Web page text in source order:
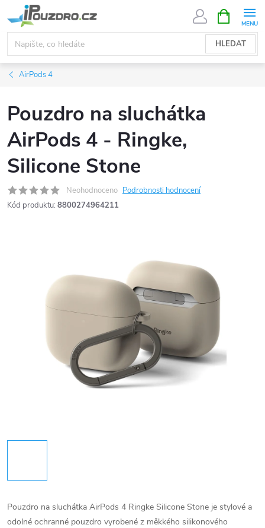
na
obsah
HLEDAT
NÁKUPNÍ
KOŠÍK
AirPods 4
Pouzdro na sluchátka
AirPods 4 - Ringke,
Silicone Stone
Neohodnoceno Podrobnosti hodnocení
Kód produktu: 8800274964211
Pouzdro na sluchátka AirPods 4 Ringke Silicone Stone je stylové a
odolné ochranné pouzdro vyrobené z měkkého silikonového